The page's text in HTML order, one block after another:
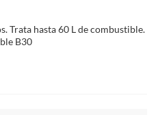
Trata hasta 60 L de combustible.
B30